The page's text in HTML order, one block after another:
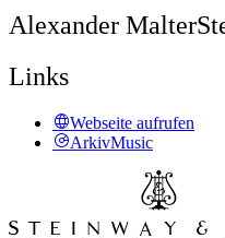
Alexander Malter
Links
Webseite aufrufen
ArkivMusic